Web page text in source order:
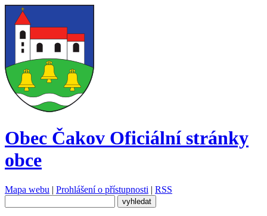
Obec Čakov Oficiální stránky
obce
Mapa webu | Prohlášení o přístupnosti | RSS